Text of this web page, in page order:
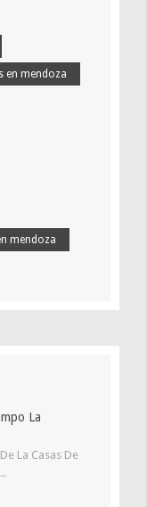
en mendoza
mendoza
La
La Casas De